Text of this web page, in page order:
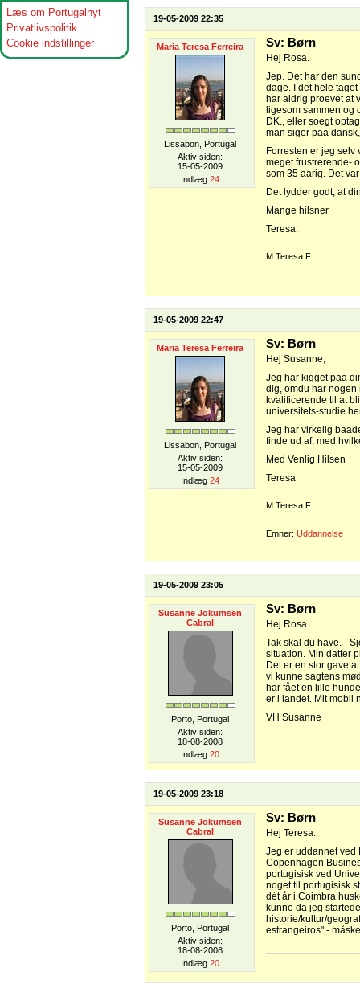
Læs om Portugalnyt
Privatlivspolitik
Cookie indstillinger
19-05-2009 22:35
Maria Teresa Ferreira
Lissabon, Portugal
Aktiv siden:
15-05-2009
Indlæg 24
Sv: Børn
Hej Rosa.
Jep. Det har den
dage. I det hele
har aldrig proevet at
ligesom sammen og
DK., eller soegt
man siger paa
Forresten er jeg selv
meget frustrerende-
som 35 aarig. Det
Det lydder godt, at
Mange hilsner
Teresa.
M.Teresa F.
19-05-2009 22:47
Maria Teresa Ferreira
Lissabon, Portugal
Aktiv siden:
15-05-2009
Indlæg 24
Sv: Børn
Hej Susanne,
Jeg har kigget paa
dig, omdu har
kvalificerende til at
universitets-studie
Jeg har virkelig
finde ud af, med
Med Venlig Hilsen
Teresa
M.Teresa F.
Emner: Uddannelse
19-05-2009 23:05
Susanne Jokumsen
Cabral
Porto, Portugal
Aktiv siden:
18-08-2008
Indlæg 20
Sv: Børn
Hej Rosa.
Tak skal du have. -
situation. Min datter
Det er en stor gave
vi kunne sagtens
har fået en lille
er i landet. Mit mobil
VH Susanne
19-05-2009 23:18
Susanne Jokumsen
Cabral
Porto, Portugal
Aktiv siden:
18-08-2008
Indlæg 20
Sv: Børn
Hej Teresa.
Jeg er uddannet
Copenhagen
portugisisk ved
noget til portugisisk
dét år i Coimbra
kunne da jeg
historie/kultur/
estrangeiros" -